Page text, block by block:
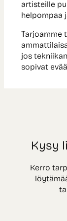
artisteille
helpompaa
Tarjoamme
jos
sopivat
Kysy
Kerro